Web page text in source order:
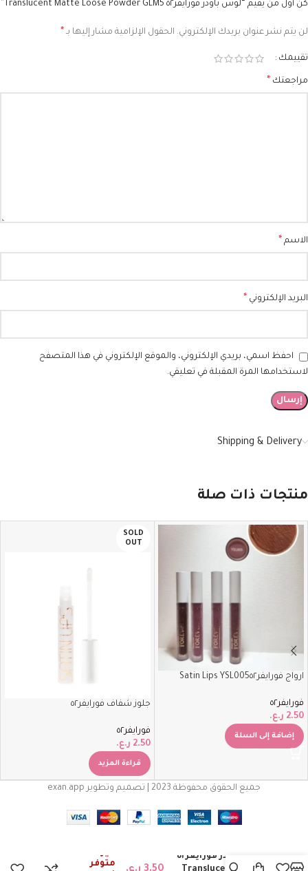
كن أول من يقيم “لوس باودر فورايفر٥٢ Translucent Matte Loose Powder GLM5”
لن يتم نشر عنوان بريدك الإلكتروني. الحقول الإلزامية مشار إليها بـ *
تقييمك
مراجعتك *
الاسم *
البريد الإلكتروني *
احفظ اسمي، بريدي الإلكتروني، والموقع الإلكتروني في هذا المتصفح
لاستخدامها المرة المقبلة في تعليقي.
Shipping & Delivery
منتجات ذات صلة
ارواج فورايفر٥٢‏Satin Lips YSL005
فورايفر٥٢
2.50 ر.ع.
إضافة إلى السلة
SOLD
OUT
جلوز شفاف فورايفر٥٢
فورايفر٥٢
2.50 ر.ع.
قراءة المزيد
جميع الحقوق محفوظة 2023 | تصميم وتطوير exan.app
لوس باودر فورايفر٥٢
غير
متوفر